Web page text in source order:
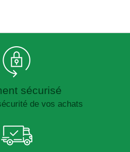
sécurisé
de vos achats